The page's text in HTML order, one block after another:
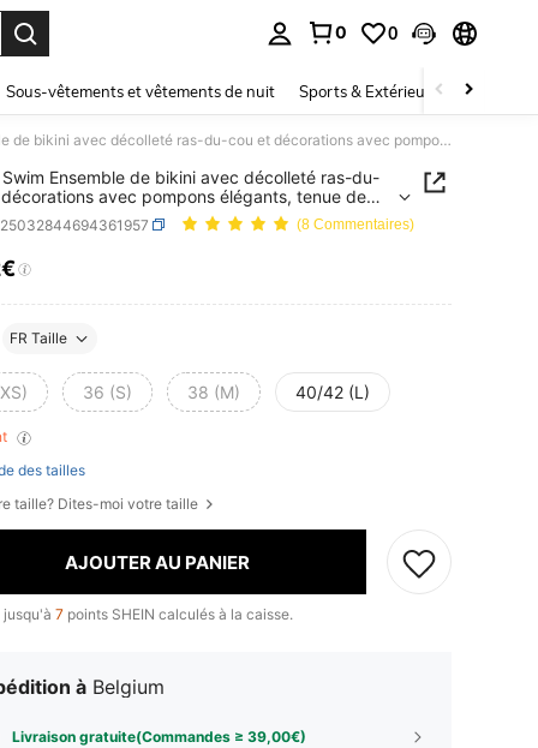
0 0
Sous-vêtements et vêtements de nuit Sports & Extérieur Enfants
SHEIN Swim Ensemble de bikini avec décolleté ras-du-cou et décorations avec pompons élégants, tenue de plage d'été
Swim Ensemble de bikini avec décolleté ras-du-
avec pompons élégants, tenue de
(8 Commentaires)
AND AVAILABILITY
FR Taille
36 (S) 38 (M) 40/42 (L)
des tailles
taille? Dites-moi votre taille
AJOUTER AU PANIER
jusqu'à 7 points SHEIN calculés à la caisse.
à Belgium
Livraison gratuite(Commandes ≥ 39,00€)